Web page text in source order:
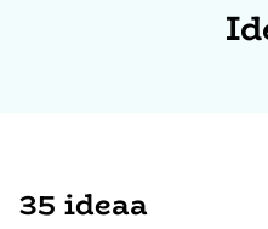
35 ideaa